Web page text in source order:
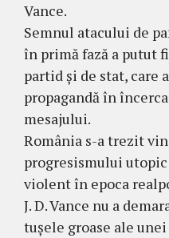
Vance.
Semnul atacului de
în primă fază a putut
partid și de stat, care
propagandă în
mesajului.
România s-a trezit
progresismului
violent în epoca
J. D. Vance nu a
tușele groase ale